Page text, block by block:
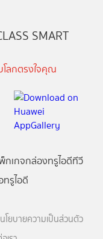
SMART
ลกตรงใจคุณ
กเกจกล่องทรูไอดีทีวี
ทรูไอดี
นโยบายความเป็นส่วนตัว